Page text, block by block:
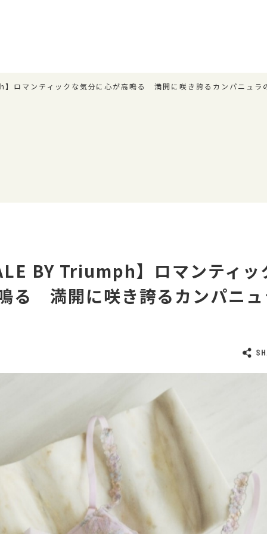
ロマンティックな気分に心が高鳴る 満開に咲き誇るカンパニュラ
BY Triumph】ロマンティッ
る 満開に咲き誇るカンパニ